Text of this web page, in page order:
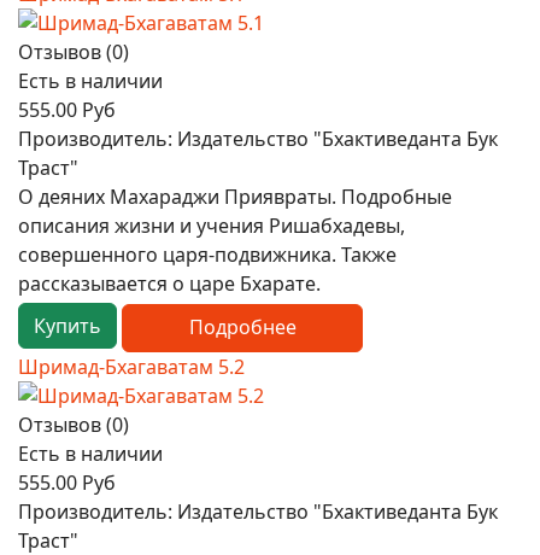
Отзывов (0)
Есть в наличии
555.00 Руб
Производитель: Издательство "Бхактиведанта Бук
Траст"
О деяних Махараджи Приявраты. Подробные
описания жизни и учения Ришабхадевы,
совершенного царя-подвижника. Также
рассказывается о царе Бхарате.
Купить
Подробнее
Шримад-Бхагаватам 5.2
Отзывов (0)
Есть в наличии
555.00 Руб
Производитель: Издательство "Бхактиведанта Бук
Траст"